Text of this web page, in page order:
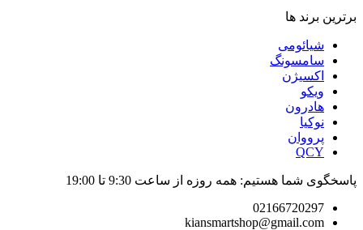
برترین برند ها
شیائومی
سامسونگ
اکسیژن
ویکو
هادرون
نوکیا
پرووان
QCY
پاسخگوی شما هستیم: همه روزه از ساعت 9:30 تا 19:00
02166720297
kiansmartshop@gmail.com